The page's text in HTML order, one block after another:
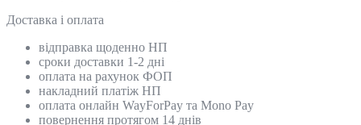
Доставка і оплата
відправка щоденно НП
сроки доставки 1-2 дні
оплата на рахунок ФОП
накладний платіж НП
оплата онлайн WayForPay та Mono Pay
повернення протягом 14 днів